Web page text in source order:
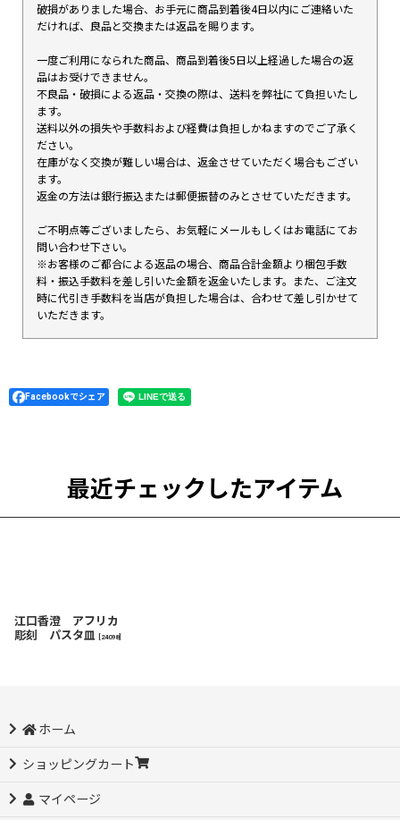
破損がありました場合、お手元に商品到着後4日以内にご連絡いた
だければ、良品と交換または返品を賜ります。
一度ご利用になられた商品、商品到着後5日以上経過した場合の返
品はお受けできません。
不良品・破損による返品・交換の際は、送料を弊社にて負担いたし
ます。
送料以外の損失や手数料および経費は負担しかねますのでご了承く
ださい。
在庫がなく交換が難しい場合は、返金させていただく場合もござい
ます。
返金の方法は銀行振込または郵便振替のみとさせていただきます。
ご不明点等ございましたら、お気軽にメールもしくはお電話にてお
問い合わせ下さい。
※お客様のご都合による返品の場合、商品合計金額より梱包手数
料・振込手数料を差し引いた金額を返金いたします。また、ご注文
時に代引き手数料を当店が負担した場合は、合わせて差し引かせて
いただきます。
Facebookでシェア
最近チェックしたアイテム
江口香澄 アフリカ
彫刻 パスタ皿
24098]
ホーム
ショッピングカート
マイページ